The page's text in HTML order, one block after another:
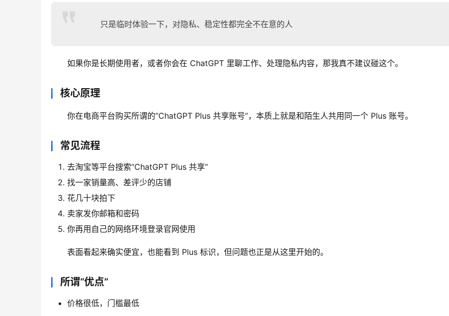
只是临时体验一下，对隐私、稳定性都完全不在意的人
如果你是长期使用者，或者你会在 ChatGPT 里聊工作、处理隐私内容，那我真不建议碰这个。
核心原理
你在电商平台购买所谓的“ChatGPT Plus 共享账号”，本质上就是和陌生人共用同一个 Plus 账号。
常见流程
去淘宝等平台搜索“ChatGPT Plus 共享”
找一家销量高、差评少的店铺
花几十块拍下
卖家发你邮箱和密码
你再用自己的网络环境登录官网使用
表面看起来确实便宜，也能看到 Plus 标识，但问题也正是从这里开始的。
所谓“优点”
价格很低，门槛最低